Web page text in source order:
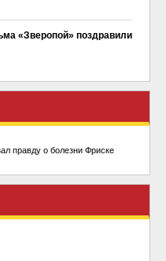
«Зверопой» поздравили
правду о болезни Фриске